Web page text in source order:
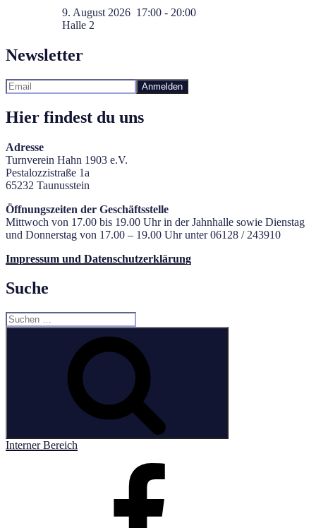
9. August 2026 17:00 - 20:00
Halle 2
Newsletter
Hier findest du uns
Adresse
Turnverein Hahn 1903 e.V.
Pestalozzistraße 1a
65232 Taunusstein
Öffnungszeiten der Geschäftsstelle
Mittwoch von 17.00 bis 19.00 Uhr in der Jahnhalle sowie Dienstag
und Donnerstag von 17.00 – 19.00 Uhr unter 06128 / 243910
Impressum und Datenschutzerklärung
Suche
Suchen
nach:
Interner Bereich